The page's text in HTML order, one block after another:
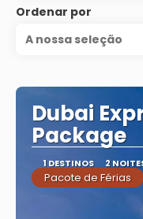
Ordenar por
A nossa seleção
Dubai
Package
1 DESTINOS 2
Pacote de Férias